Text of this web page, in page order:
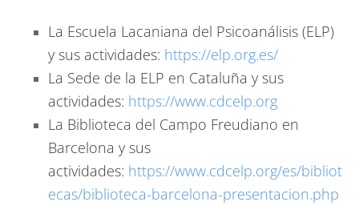
La Escuela Lacaniana del Psicoanálisis (ELP)
y sus actividades: https://elp.org.es/
La Sede de la ELP en Cataluña y sus
actividades: https://www.cdcelp.org
La Biblioteca del Campo Freudiano en
Barcelona y sus
actividades: https://www.cdcelp.org/es/bibliot
ecas/biblioteca-barcelona-presentacion.php